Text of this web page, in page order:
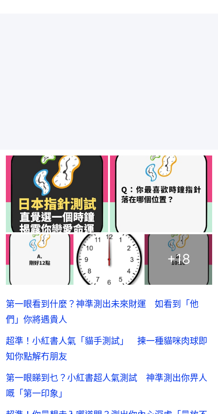
+18
第一眼看到什麼？神準測出未來財運 如看到「他
們」你將遇貴人
超準！小紅書人氣「貓手測試」 揀一種貓咪肉球即
知你點解冇朋友
第一眼睇到乜？小紅書超人氣測試 神準測出你畀人
嘅「第一印象」